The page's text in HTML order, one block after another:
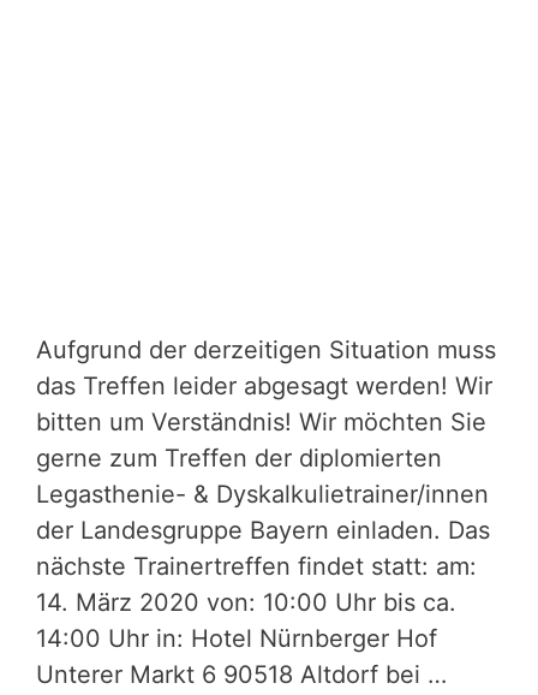
Aufgrund der derzeitigen Situation muss
das Treffen leider abgesagt werden! Wir
bitten um Verständnis! Wir möchten Sie
gerne zum Treffen der diplomierten
Legasthenie- & Dyskalkulietrainer/innen
der Landesgruppe Bayern einladen. Das
nächste Trainertreffen findet statt: am:
14. März 2020 von: 10:00 Uhr bis ca.
14:00 Uhr in: Hotel Nürnberger Hof
Unterer Markt 6 90518 Altdorf bei …